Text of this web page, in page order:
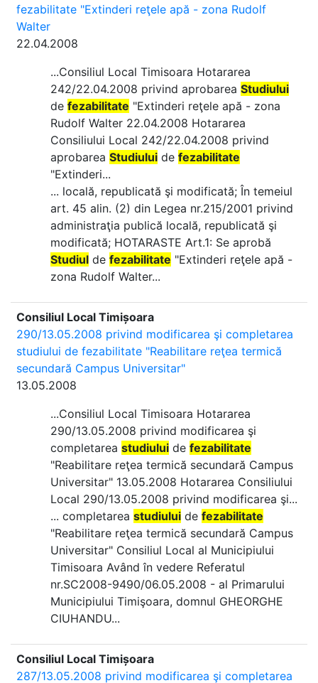
fezabilitate "Extinderi reţele apă - zona Rudolf
Walter
22.04.2008
...Consiliul Local Timisoara Hotararea
242/22.04.2008 privind aprobarea Studiului
de fezabilitate "Extinderi reţele apă - zona
Rudolf Walter 22.04.2008 Hotararea
Consiliului Local 242/22.04.2008 privind
aprobarea Studiului de fezabilitate
"Extinderi...
... locală, republicată şi modificată; În temeiul
art. 45 alin. (2) din Legea nr.215/2001 privind
administraţia publică locală, republicată şi
modificată; HOTARASTE Art.1: Se aprobă
Studiul de fezabilitate "Extinderi reţele apă -
zona Rudolf Walter...
Consiliul Local Timișoara
290/13.05.2008 privind modificarea şi completarea
studiului de fezabilitate "Reabilitare reţea termică
secundară Campus Universitar"
13.05.2008
...Consiliul Local Timisoara Hotararea
290/13.05.2008 privind modificarea şi
completarea studiului de fezabilitate
"Reabilitare reţea termică secundară Campus
Universitar" 13.05.2008 Hotararea Consiliului
Local 290/13.05.2008 privind modificarea şi...
... completarea studiului de fezabilitate
"Reabilitare reţea termică secundară Campus
Universitar" Consiliul Local al Municipiului
Timisoara Având în vedere Referatul
nr.SC2008-9490/06.05.2008 - al Primarului
Municipiului Timişoara, domnul GHEORGHE
CIUHANDU...
Consiliul Local Timișoara
287/13.05.2008 privind modificarea şi completarea